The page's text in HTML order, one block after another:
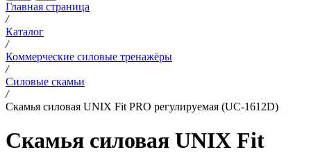
Главная страница
/
Каталог
/
Коммерческие силовые тренажёры
/
Силовые скамьи
/
Скамья силовая UNIX Fit PRO регулируемая (UC-1612D)
Скамья силовая UNIX Fit